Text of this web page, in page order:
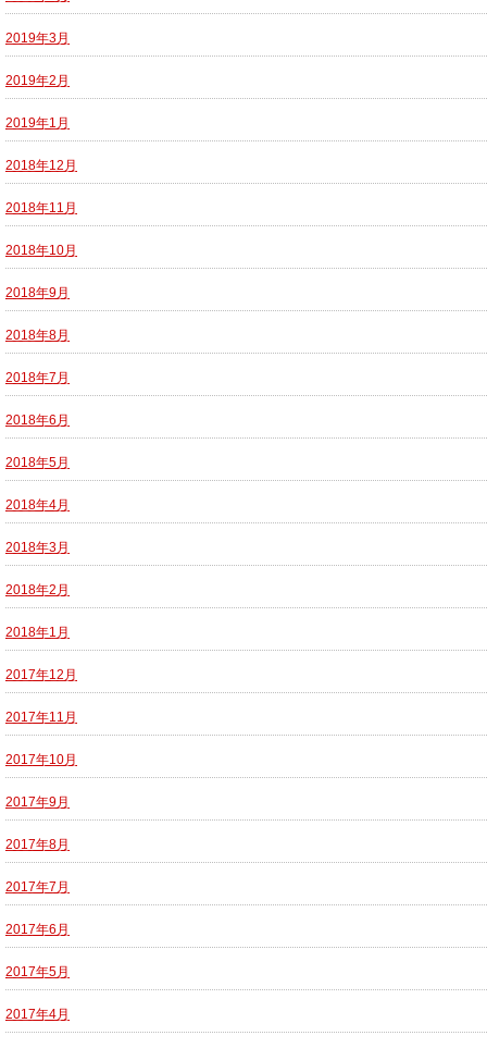
2019年3月
2019年2月
2019年1月
2018年12月
2018年11月
2018年10月
2018年9月
2018年8月
2018年7月
2018年6月
2018年5月
2018年4月
2018年3月
2018年2月
2018年1月
2017年12月
2017年11月
2017年10月
2017年9月
2017年8月
2017年7月
2017年6月
2017年5月
2017年4月